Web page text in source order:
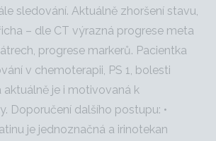
sledování. Aktuálně zhoršení stavu,
– dle CT výrazná progrese meta
progrese markerů. Pacientka
v chemoterapii, PS 1, bolesti
je i motivovaná k
Doporučení dalšího postupu: •
je jednoznačná a irinotekan